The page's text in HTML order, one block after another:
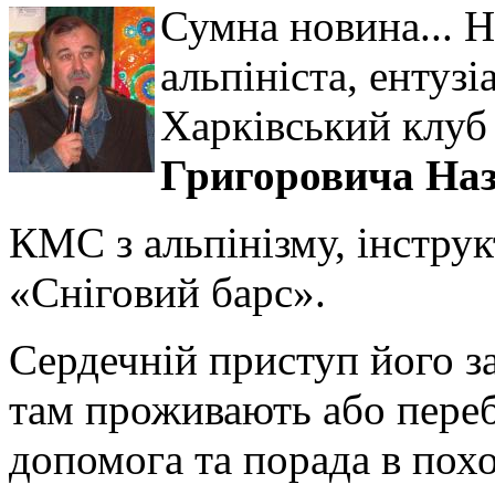
Сумна новина...
альпініста,
Харківський клуб
Григоровича
КМС з альпінізму,
«Сніговий барс».
Сердечній приступ його
там проживають або
допомога та порада в